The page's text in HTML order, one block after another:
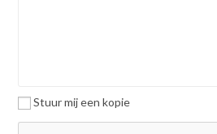
Stuur mij een kopie